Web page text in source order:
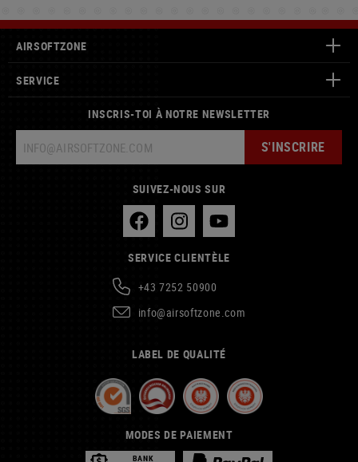
AIRSOFTZONE
SERVICE
INSCRIS-TOI À NOTRE NEWSLETTER
S'INSCRIRE
SUIVEZ-NOUS SUR
SERVICE CLIENTÈLE
+43 7252 50900
info@airsoftzone.com
LABEL DE QUALITÉ
MODES DE PAIEMENT
BANK